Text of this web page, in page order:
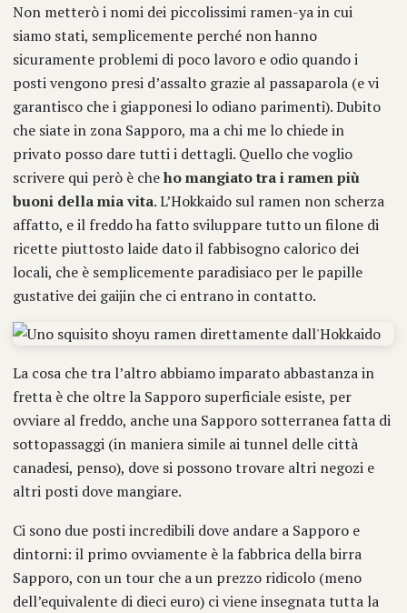
Non metterò i nomi dei piccolissimi ramen-ya in cui
siamo stati, semplicemente perché non hanno
sicuramente problemi di poco lavoro e odio quando i
posti vengono presi d’assalto grazie al passaparola (e vi
garantisco che i giapponesi lo odiano parimenti). Dubito
che siate in zona Sapporo, ma a chi me lo chiede in
privato posso dare tutti i dettagli. Quello che voglio
scrivere qui però è cheho mangiato tra i ramen più
buoni della mia vita. L’Hokkaido sul ramen non scherza
affatto, e il freddo ha fatto sviluppare tutto un filone di
ricette piuttosto laide dato il fabbisogno calorico dei
locali, che è semplicemente paradisiaco per le papille
gustative dei gaijin che ci entrano in contatto.
La cosa che tra l’altro abbiamo imparato abbastanza in
fretta è che oltre la Sapporo superficiale esiste, per
ovviare al freddo, anche una Sapporo sotterranea fatta di
sottopassaggi (in maniera simile ai tunnel delle città
canadesi, penso), dove si possono trovare altri negozi e
altri posti dove mangiare.
Ci sono due posti incredibili dove andare a Sapporo e
dintorni: il primo ovviamente è la fabbrica della birra
Sapporo, con un tour che a un prezzo ridicolo (meno
dell’equivalente di dieci euro) ci viene insegnata tutta la